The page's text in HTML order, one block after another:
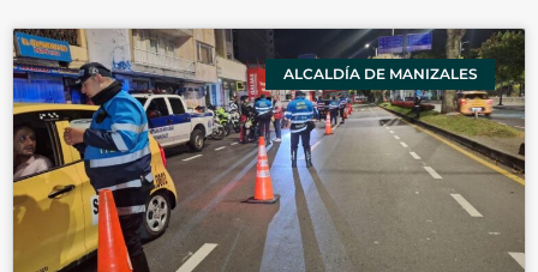
ALCALDÍA DE MANIZALES